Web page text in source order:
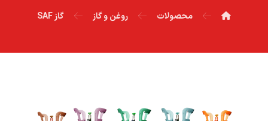
محصولات روغن و گاز گاز SAF